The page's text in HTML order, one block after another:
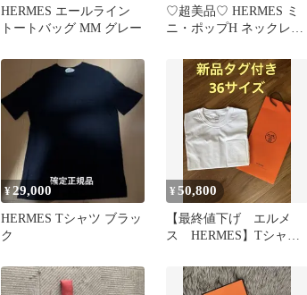
HERMES エールライン
トートバッグ MM グレー
♡超美品♡ HERMES ミ
ニ・ポップH ネックレス
¥29,000
HERMES Tシャツ ブラッ
ク
¥50,800
【最終値下げ エルメ
ス HERMES】Tシャツ
未使用36